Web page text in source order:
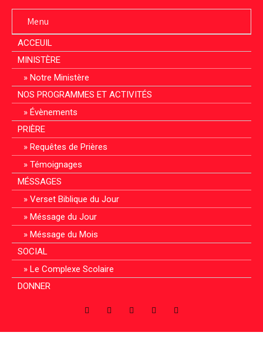
Menu
ACCEUIL
MINISTÈRE
Notre Ministère
NOS PROGRAMMES ET ACTIVITÉS
Évènements
PRIÈRE
Requêtes de Prières
Témoignages
MÉSSAGES
Verset Biblique du Jour
Méssage du Jour
Méssage du Mois
SOCIAL
Le Complexe Scolaire
DONNER